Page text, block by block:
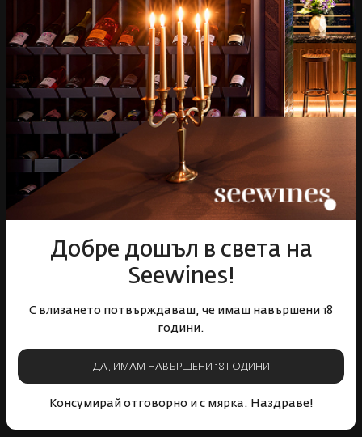
Добре дошъл в света на
Seewines!
С влизането потвърждаваш, че имаш навършени 18
години.
ДА, ИМАМ НАВЪРШЕНИ 18 ГОДИНИ
Консумирай отговорно и с мярка. Наздраве!
Бърза доставка за
цялата страна
Лоялна програма и
отстъпки
Пазарувай
ВИНО
Подаръци
Събития
Корпоративни клиенти